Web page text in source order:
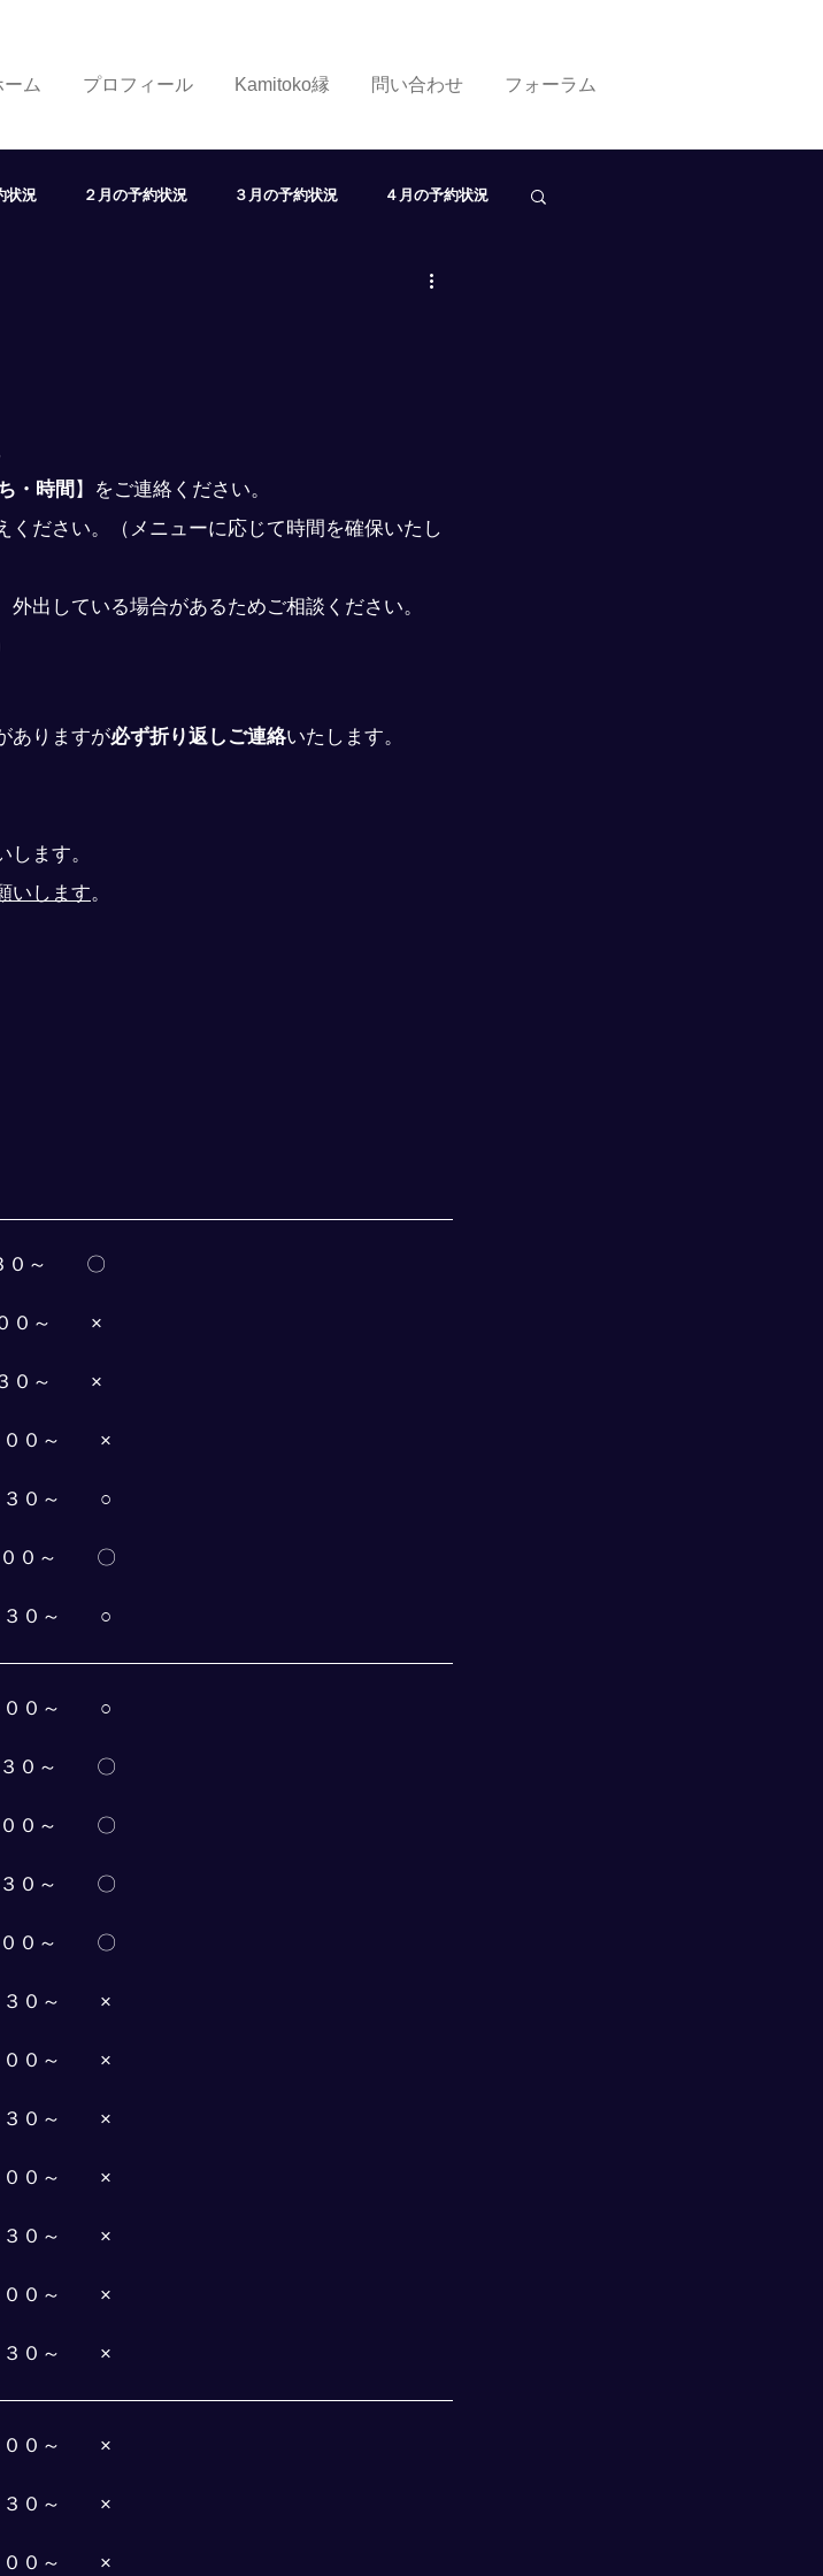
ーム プロフィール Kamitoko縁 問い合わせ フォーラム
状況 ２月の予約状況 ３月の予約状況 ４月の予約状況
・時間 】
をご連絡ください。
ください。（メニューに応じて時間を確保いたし
外出している場合があるためご相談ください。
ありますが必ず折り返しご連絡いたします。
します。
いします。
０～　　〇
０～　　×
０～　　×
００～　　×
３０～　　○
０～　　〇
３０～　　○
００～　　○
０～　　〇
０～　　〇
０～　　〇
０～　　〇
３０～　　×
００～　　×
３０～　　×
００～　　×
３０～　　×
００～　　×
３０～　　×
００～　　×
３０～　　×
００～　　×